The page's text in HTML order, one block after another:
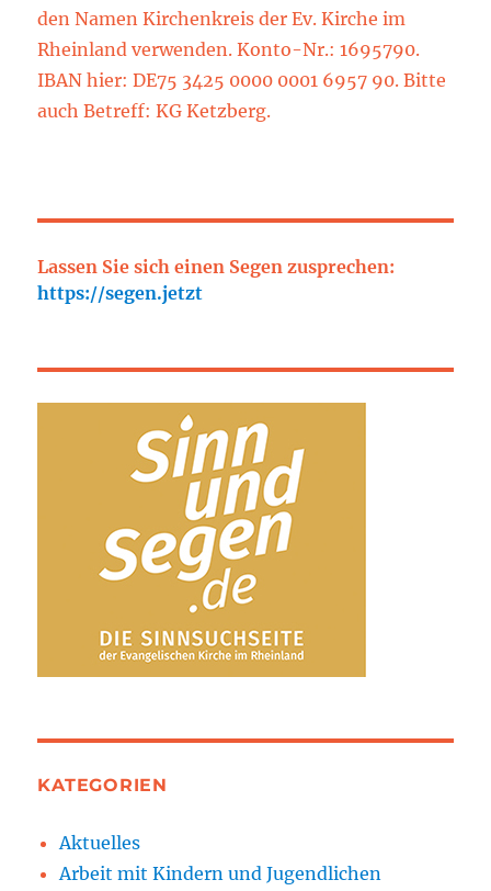
den Namen Kirchenkreis der Ev. Kirche im
Rheinland verwenden. Konto-Nr.: 1695790.
IBAN hier: DE75 3425 0000 0001 6957 90. Bitte
auch Betreff: KG Ketzberg.
Lassen Sie sich einen Segen zusprechen:
https://segen.jetzt
KATEGORIEN
Aktuelles
Arbeit mit Kindern und Jugendlichen